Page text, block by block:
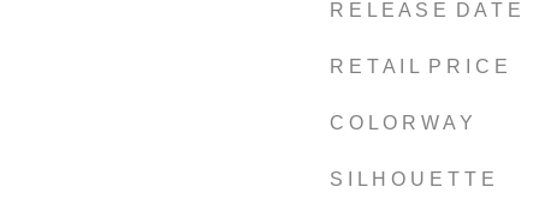
R E L E A S E D A T E
R E T A I L P R I C E
C O L O R W A Y
S I L H O U E T T E